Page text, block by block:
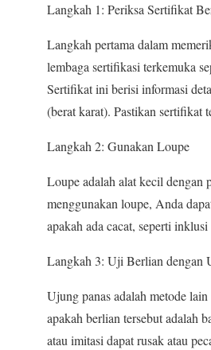
Langkah 1: Periksa Sertifikat
Langkah pertama dalam
lembaga sertifikasi terkemuka
Sertifikat ini berisi informasi
(berat karat). Pastikan sertifikat
Langkah 2: Gunakan Loupe
Loupe adalah alat kecil dengan
menggunakan loupe, Anda
apakah ada cacat, seperti
Langkah 3: Uji Berlian dengan
Ujung panas adalah metode
apakah berlian tersebut adalah
atau imitasi dapat rusak atau